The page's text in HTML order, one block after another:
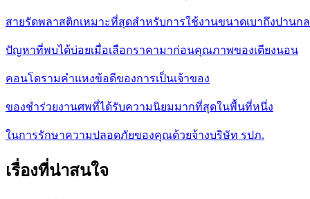
สายรัดพลาสติกเหมาะที่สุดสำหรับการใช้งานขนาดเบาถึงปานกล
ปัญหาที่พบได้บ่อยเมื่อเลือกราคามาก่อนคุณภาพของเตียงนอน
คอนโดรามคำแหงข้อดีของการเป็นเจ้าของ
ของชำร่วยงานศพที่ได้รับความนิยมมากที่สุดในพื้นที่หนึ่ง
ในการรักษาความปลอดภัยของคุณด้วยจ้างบริษัท รปภ.
เรื่องที่น่าสนใจ